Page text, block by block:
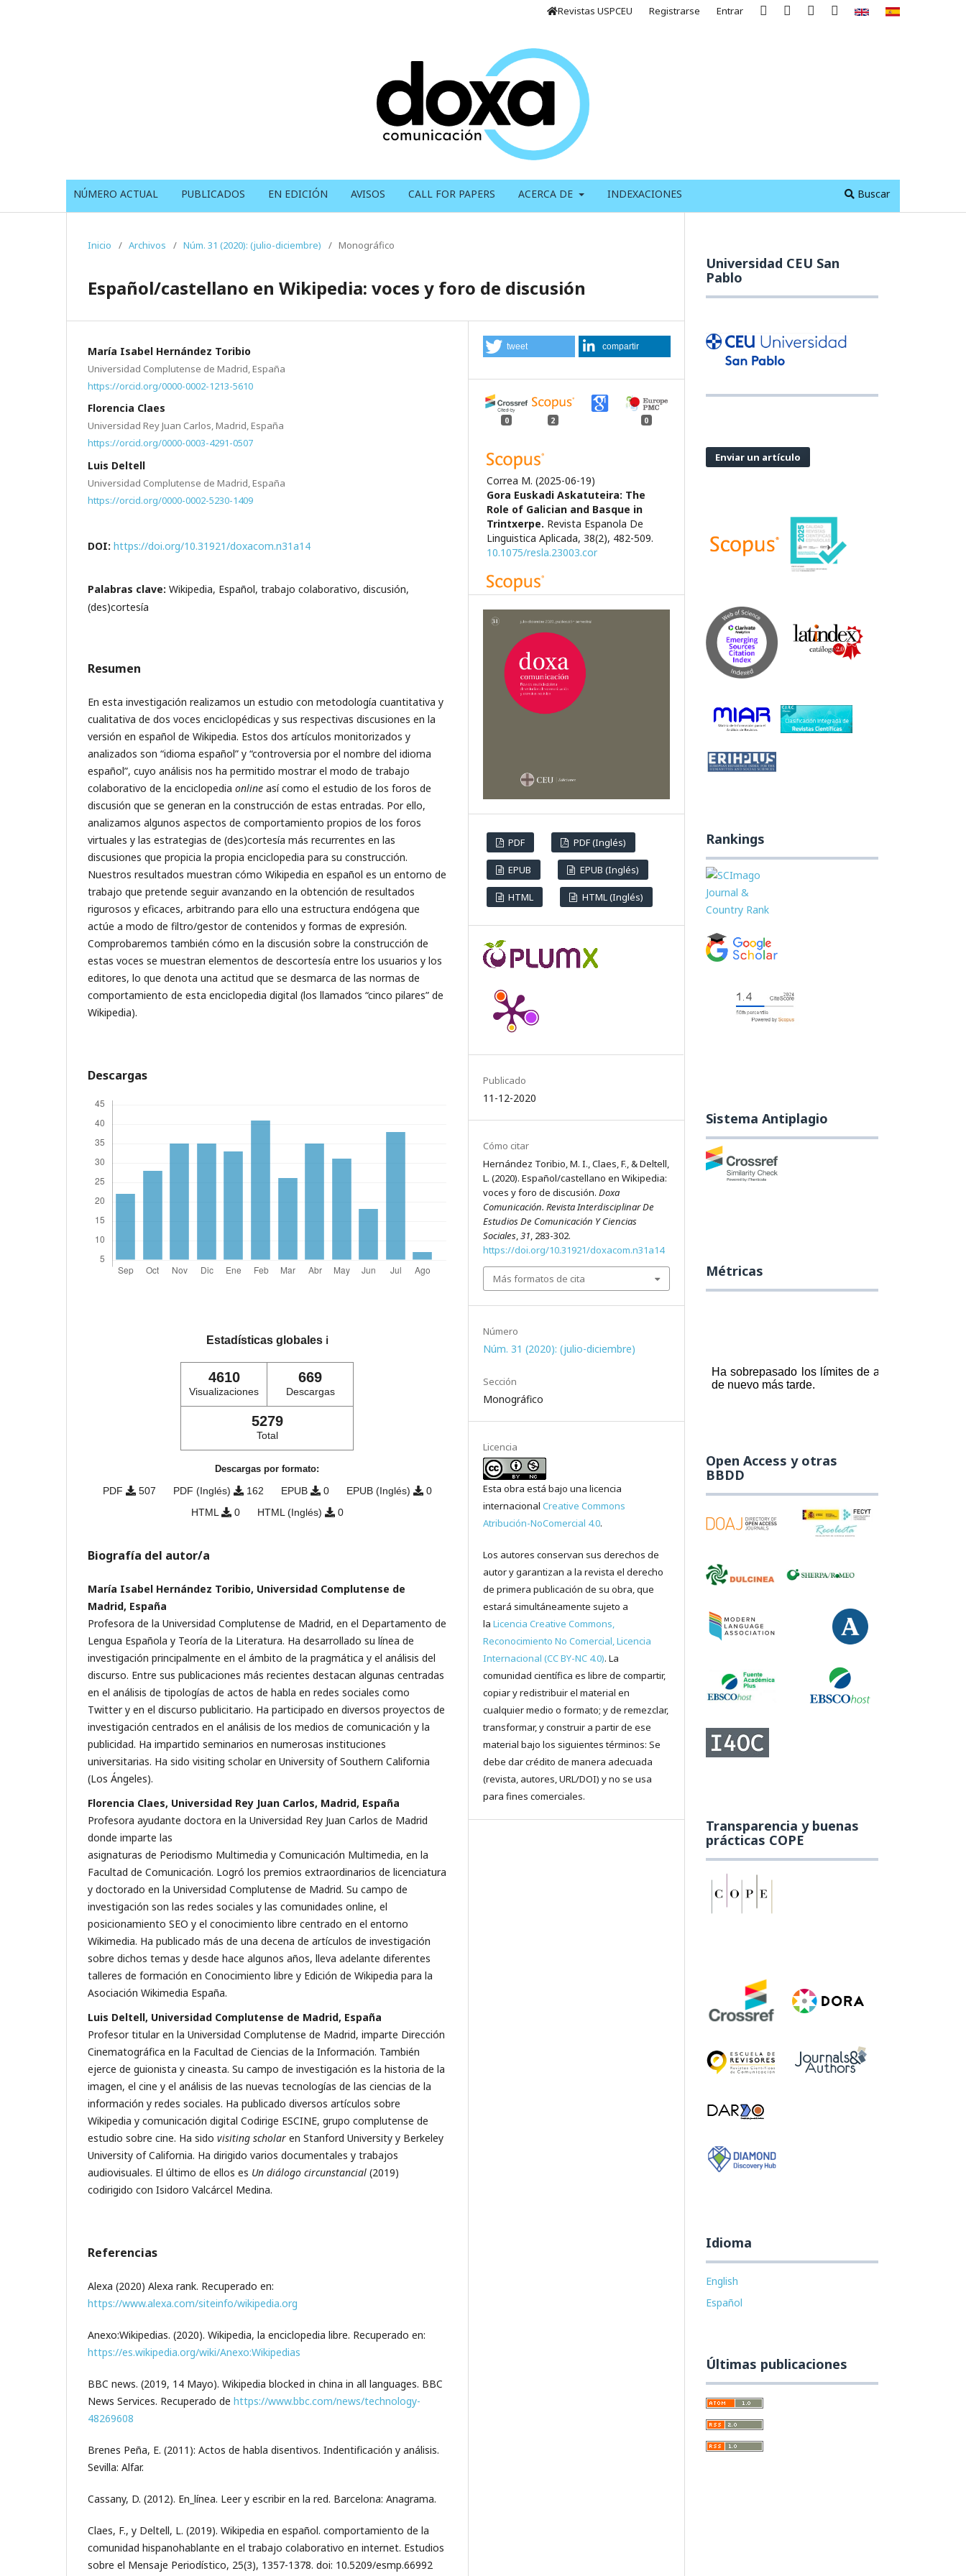
NÚMERO ACTUAL PUBLICADOS EN EDICIÓN AVISOS CALL FOR PAPERS ACERCA DE INDEXACIONES Buscar
Revistas USPCEU Registrarse Entrar
Inicio / Archivos / Núm. 31 (2020): (julio-diciembre) / Monográfico
Español/castellano en Wikipedia: voces y foro de discusión
María Isabel Hernández Toribio
Universidad Complutense de Madrid, España
https://orcid.org/0000-0002-1213-5610
Florencia Claes
Universidad Rey Juan Carlos, Madrid, España
https://orcid.org/0000-0003-4291-0507
Luis Deltell
Universidad Complutense de Madrid, España
https://orcid.org/0000-0002-5230-1409
DOI: https://doi.org/10.31921/doxacom.n31a14
Palabras clave: Wikipedia, Español, trabajo colaborativo, discusión,
(des)cortesía
Resumen
En esta investigación realizamos un estudio con metodología cuantitativa y
cualitativa de dos voces enciclopédicas y sus respectivas discusiones en la
versión en español de Wikipedia. Estos dos artículos monitorizados y
analizados son “idioma español” y “controversia por el nombre del idioma
español”, cuyo análisis nos ha permitido mostrar el modo de trabajo
colaborativo de la enciclopedia online así como el estudio de los foros de
discusión que se generan en la construcción de estas entradas. Por ello,
analizamos algunos aspectos de comportamiento propios de los foros
virtuales y las estrategias de (des)cortesía más recurrentes en las
discusiones que propicia la propia enciclopedia para su construcción.
Nuestros resultados muestran cómo Wikipedia en español es un entorno de
trabajo que pretende seguir avanzando en la obtención de resultados
rigurosos y eficaces, arbitrando para ello una estructura endógena que
actúe a modo de filtro/gestor de contenidos y formas de expresión.
Comprobaremos también cómo en la discusión sobre la construcción de
estas voces se muestran elementos de descortesía entre los usuarios y los
editores, lo que denota una actitud que se desmarca de las normas de
comportamiento de esta enciclopedia digital (los llamados “cinco pilares” de
Wikipedia).
Descargas
Estadísticas globales ℹ️
4610
Visualizaciones
669
Descargas
5279
Total
Descargas por formato:
PDF 507 PDF (Inglés) 162 EPUB 0 EPUB (Inglés)
0
HTML
0 HTML (Inglés) 0
Biografía del autor/a
María Isabel Hernández Toribio, Universidad Complutense de
Madrid, España
Profesora de la Universidad Complutense de Madrid, en el Departamento de
Lengua Española y Teoría de la Literatura. Ha desarrollado su línea de
investigación principalmente en el ámbito de la pragmática y el análisis del
discurso. Entre sus publicaciones más recientes destacan algunas centradas
en el análisis de tipologías de actos de habla en redes sociales como
Twitter y en el discurso publicitario. Ha participado en diversos proyectos de
investigación centrados en el análisis de los medios de comunicación y la
publicidad. Ha impartido seminarios en numerosas instituciones
universitarias. Ha sido visiting scholar en University of Southern California
(Los Ángeles).
Florencia Claes, Universidad Rey Juan Carlos, Madrid, España
Profesora ayudante doctora en la Universidad Rey Juan Carlos de Madrid
donde imparte las
asignaturas de Periodismo Multimedia y Comunicación Multimedia, en la
Facultad de Comunicación. Logró los premios extraordinarios de licenciatura
y doctorado en la Universidad Complutense de Madrid. Su campo de
investigación son las redes sociales y las comunidades online, el
posicionamiento SEO y el conocimiento libre centrado en el entorno
Wikimedia. Ha publicado más de una decena de artículos de investigación
sobre dichos temas y desde hace algunos años, lleva adelante diferentes
talleres de formación en Conocimiento libre y Edición de Wikipedia para la
Asociación Wikimedia España.
Luis Deltell, Universidad Complutense de Madrid, España
Profesor titular en la Universidad Complutense de Madrid, imparte Dirección
Cinematográfica en la Facultad de Ciencias de la Información. También
ejerce de guionista y cineasta. Su campo de investigación es la historia de la
imagen, el cine y el análisis de las nuevas tecnologías de las ciencias de la
información y redes sociales. Ha publicado diversos artículos sobre
Wikipedia y comunicación digital Codirige ESCINE, grupo complutense de
estudio sobre cine. Ha sido visiting scholar en Stanford University y Berkeley
University of California. Ha dirigido varios documentales y trabajos
audiovisuales. El último de ellos es Un diálogo circunstancial (2019)
codirigido con Isidoro Valcárcel Medina.
Referencias
Alexa (2020) Alexa rank. Recuperado en:
https://www.alexa.com/siteinfo/wikipedia.org
Anexo:Wikipedias. (2020). Wikipedia, la enciclopedia libre. Recuperado en:
https://es.wikipedia.org/wiki/Anexo:Wikipedias
BBC news. (2019, 14 Mayo). Wikipedia blocked in china in all languages. BBC
News Services. Recuperado de https://www.bbc.com/news/technology-
48269608
Brenes Peña, E. (2011): Actos de habla disentivos. Indentificación y análisis.
Sevilla: Alfar.
Cassany, D. (2012). En_línea. Leer y escribir en la red. Barcelona: Anagrama.
Claes, F., y Deltell, L. (2019). Wikipedia en español. comportamiento de la
comunidad hispanohablante en el trabajo colaborativo en internet. Estudios
sobre el Mensaje Periodístico, 25(3), 1357-1378. doi: 10.5209/esmp.66992
PDF PDF (Inglés)
EPUB EPUB (Inglés)
HTML HTML (Inglés)
Publicado
11-12-2020
Número
Núm. 31 (2020): (julio-diciembre)
Sección
Monográfico
Licencia
Esta obra está bajo una licencia
internacionalCreative Commons
Atribución-NoComercial 4.0.
Los autores conservan sus derechos de
autor y garantizan a la revista el derecho
de primera publicación de su obra, que
estará simultáneamente sujeto a
laLicencia Creative Commons,
Reconocimiento No Comercial, Licencia
Internacional (CC BY-NC 4.0). La
comunidad científica es libre de compartir,
copiar y redistribuir el material en
cualquier medio o formato; y de remezclar,
transformar, y construir a partir de ese
material bajo los siguientes términos: Se
debe dar crédito de manera adecuada
(revista, autores, URL/DOI) y no se usa
para fines comerciales.
Cómo citar
Hernández Toribio, M. I., Claes, F., & Deltell,
L. (2020). Español/castellano en Wikipedia:
voces y foro de discusión.Doxa
Comunicación. Revista Interdisciplinar De
Estudios De Comunicación Y Ciencias
Sociales,31, 283-302.
https://doi.org/10.31921/doxacom.n31a14
Más formatos de cita
tweet compartir
0 2 0
Correa M. (2025-06-19)
Gora Euskadi Askatuteira: The
Role of Galician and Basque in
Trintxerpe. Revista Espanola De
Linguistica Aplicada, 38(2), 482-509.
10.1075/resla.23003.cor
Wikipedia project edition. 10
languages. 2001-2020.
of the International Conference on
Industrial Engineering and Operations
Management, 1411-1420.
Universidad CEU San
Pablo
Enviar un artículo
Rankings
Sistema Antiplagio
Métricas
Open Access y otras
BBDD
Transparencia y buenas
prácticas COPE
Idioma
English
Español
Últimas publicaciones